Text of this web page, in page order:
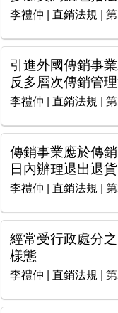
李禮仲 直銷法規 |
引進外國傳銷事
反多層次傳銷管
李禮仲 直銷法規 |
傳銷事業應於傳
日內辦理退出退貨
李禮仲 直銷法規 |
經常受行政處分
樣態
李禮仲 直銷法規 |